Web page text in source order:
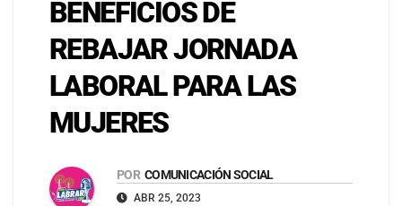
BENEFICIOS DE
REBAJAR JORNADA
LABORAL PARA LAS
MUJERES
POR COMUNICACIÓN SOCIAL
ABR 25, 2023